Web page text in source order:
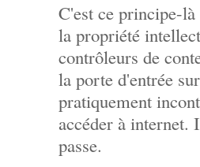
C'est ce principe-
la propriété
contrôleurs de
la porte d'entrée
pratiquement
accéder à internet.
passe.